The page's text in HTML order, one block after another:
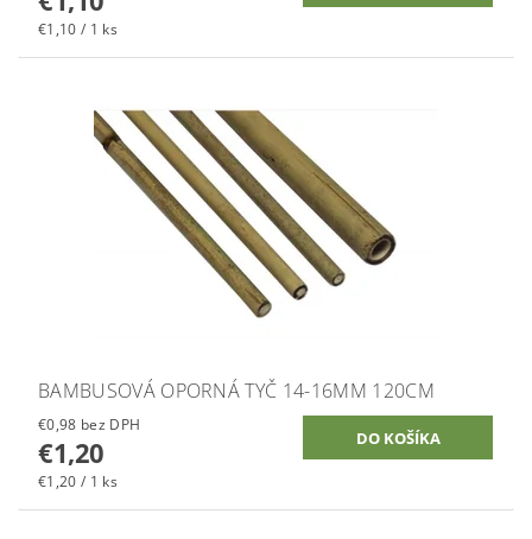
€1,10 / 1 ks
BAMBUSOVÁ OPORNÁ TYČ 14-16MM 120CM
€0,98 bez DPH
€1,20
€1,20 / 1 ks